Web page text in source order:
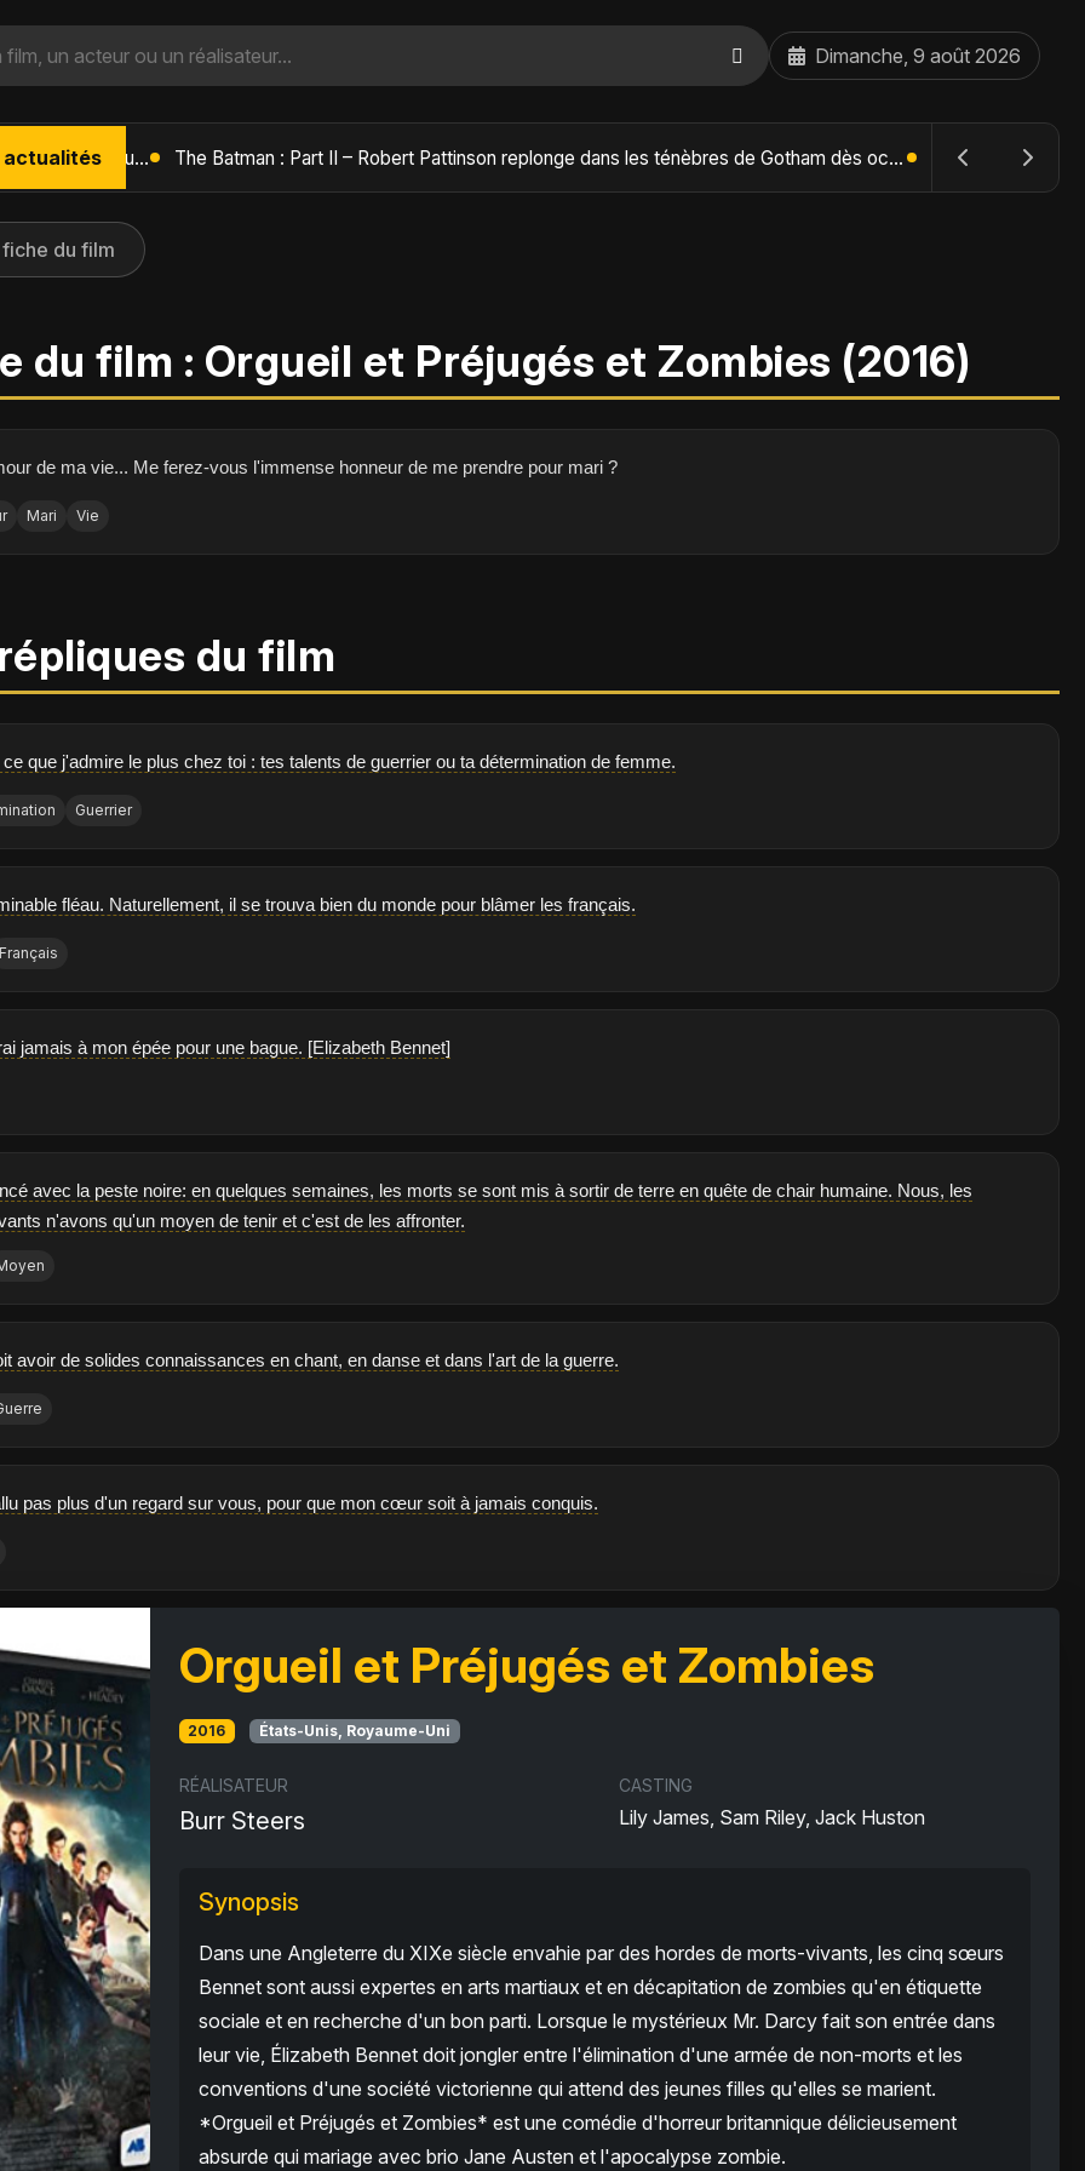
Dimanche, 9 août 2026
actualités L'Âge de Glace : Le Réveil du Volcan – Manny, Sid et Diego de retour pour une aventure explosive The Batman : Part II – Robert Pattinson replonge dans les ténèbres de Gotham dès octobre 2027
du film
du film : Orgueil et Préjugés et Zombies (2016)
de ma vie... Me ferez-vous l'immense honneur de me prendre pour mari ?
Mari Vie
du film
que j'admire le plus chez toi : tes talents de guerrier ou ta détermination de femme.
Guerrier
fléau. Naturellement, il se trouva bien du monde pour blâmer les français.
Français
jamais à mon épée pour une bague. [Elizabeth Bennet]
avec la peste noire: en quelques semaines, les morts se sont mis à sortir de terre en quête de chair humaine. Nous, les
n'avons qu'un moyen de tenir et c'est de les affronter.
avoir de solides connaissances en chant, en danse et dans l'art de la guerre.
pas plus d'un regard sur vous, pour que mon cœur soit à jamais conquis.
Orgueil et Préjugés et Zombies
2016 États-Unis, Royaume-Uni
RÉALISATEUR
Burr Steers
CASTING
Lily James, Sam Riley, Jack Huston
Synopsis
Dans une Angleterre du XIXe siècle envahie par des hordes de morts-vivants, les cinq sœurs
Bennet sont aussi expertes en arts martiaux et en décapitation de zombies qu'en étiquette
sociale et en recherche d'un bon parti. Lorsque le mystérieux Mr. Darcy fait son entrée dans
leur vie, Élizabeth Bennet doit jongler entre l'élimination d'une armée de non-morts et les
conventions d'une société victorienne qui attend des jeunes filles qu'elles se marient.
*Orgueil et Préjugés et Zombies* est une comédie d'horreur britannique délicieusement
absurde qui mariage avec brio Jane Austen et l'apocalypse zombie.